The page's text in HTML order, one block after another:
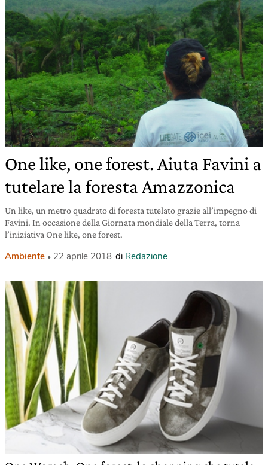
One like, one forest. Aiuta Favini a
tutelare la foresta Amazzonica
Un like, un metro quadrato di foresta tutelato grazie all’impegno di
Favini. In occasione della Giornata mondiale della Terra, torna
l’iniziativa One like, one forest.
Ambiente 22 aprile 2018 di Redazione